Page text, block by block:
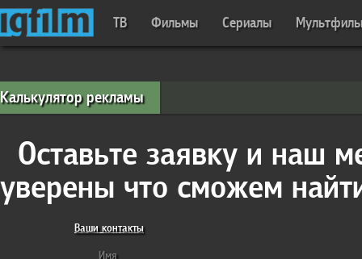
ТВ Фильмы Сериалы
Калькулятор рекламы
Оставьте заявку и наш
уверены что сможем
Ваши контакты